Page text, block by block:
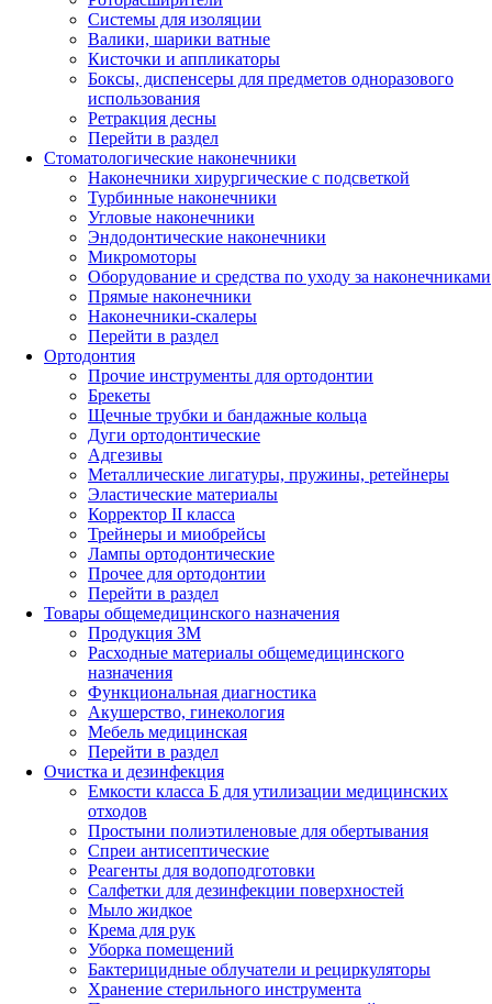
Системы для изоляции
Валики, шарики ватные
Кисточки и аппликаторы
Боксы, диспенсеры для предметов одноразового
использования
Ретракция десны
Перейти в раздел
Стоматологические наконечники
Наконечники хирургические с подсветкой
Турбинные наконечники
Угловые наконечники
Эндодонтические наконечники
Микромоторы
Оборудование и средства по уходу за наконечниками
Прямые наконечники
Наконечники-скалеры
Перейти в раздел
Ортодонтия
Прочие инструменты для ортодонтии
Брекеты
Щечные трубки и бандажные кольца
Дуги ортодонтические
Адгезивы
Металлические лигатуры, пружины, ретейнеры
Эластические материалы
Корректор II класса
Трейнеры и миобрейсы
Лампы ортодонтические
Прочее для ортодонтии
Перейти в раздел
Товары общемедицинского назначения
Продукция 3М
Расходные материалы общемедицинского
назначения
Функциональная диагностика
Акушерство, гинекология
Мебель медицинская
Перейти в раздел
Очистка и дезинфекция
Емкости класса Б для утилизации медицинских
отходов
Простыни полиэтиленовые для обертывания
Спреи антисептические
Реагенты для водоподготовки
Салфетки для дезинфекции поверхностей
Мыло жидкое
Крема для рук
Уборка помещений
Бактерицидные облучатели и рециркуляторы
Хранение стерильного инструмента